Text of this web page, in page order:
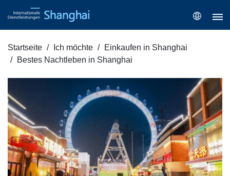
Startseite Ich möchte
Einkaufen in Shanghai
Bestes Nachtleben in Shanghai